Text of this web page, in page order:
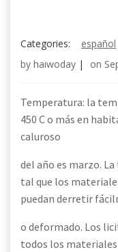
Categories:
español
by haiwoday | on
Temperatura: la
450 C o más en
caluroso
del año es marzo.
tal que los
puedan derretir
o deformado. Los
todos los